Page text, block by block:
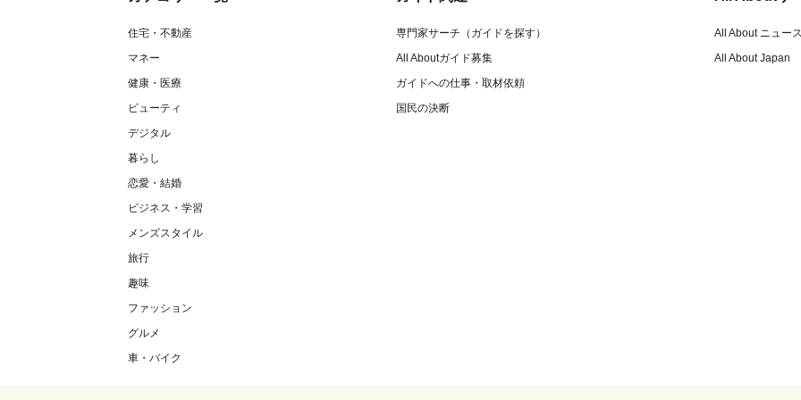
住宅・不動産
マネー
健康・医療
ビューティ
デジタル
暮らし
恋愛・結婚
ビジネス・学習
メンズスタイル
旅行
趣味
ファッション
グルメ
車・バイク
専門家サーチ（ガイドを探す）
All Aboutガイド募集
ガイドへの仕事・取材依頼
国民の決断
All About ニュー
All About Japan